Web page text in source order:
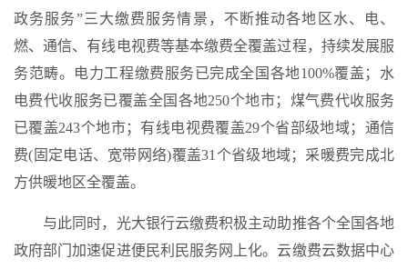
政务服务”三大缴费服务情景，不断推动各地区水、电、
燃、通信、有线电视费等基本缴费全覆盖过程，持续发展服
务范畴。电力工程缴费服务已完成全国各地100%覆盖；水
电费代收服务已覆盖全国各地250个地市；煤气费代收服务
已覆盖243个地市；有线电视费覆盖29个省部级地域；通信
费(固定电话、宽带网络)覆盖31个省级地域；采暖费完成北
方供暖地区全覆盖。
与此同时，光大银行云缴费积极主动助推各个全国各地
政府部门加速促进便民利民服务网上化。云缴费云数据中心